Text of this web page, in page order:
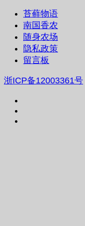
苔藓物语
南国香农
随身农场
隐私政策
留言板
浙ICP备12003361号